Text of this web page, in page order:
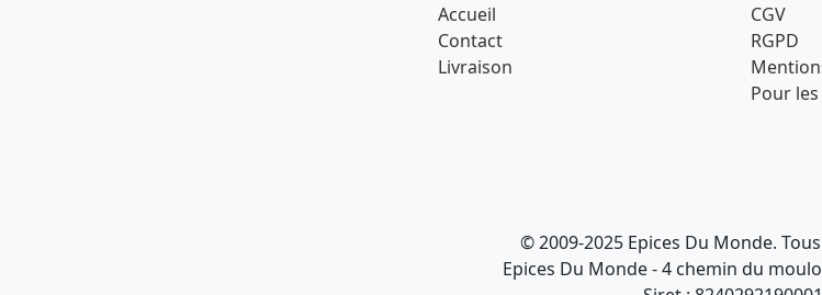
Accueil
Contact
Livraison
CGV
RGPD
Pour les
© 2009-2025 Epices Du Monde.
Epices Du Monde - 4 chemin du